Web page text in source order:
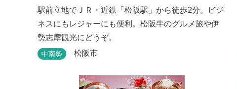
駅前立地でＪＲ・近鉄「松阪駅」から徒歩2分。ビジ
ネスにもレジャーにも便利。松阪牛のグルメ旅や伊
勢志摩観光にどうぞ。
中南勢 松阪市